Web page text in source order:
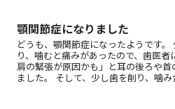
顎関節症になりました
どうも、顎関節症になったようです
り、噛むと痛みがあったので、歯医
肩の緊張が原因かも」と耳の後ろや
ました。 そして、少し歯を削り、噛